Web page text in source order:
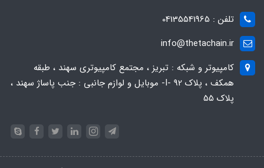
تلفن : 04135541965
info@thetachain.ir
کامپیوتر و شبکه : تبریز ، مجتمع کامپیوتری سهند ، طبقه
همکف ، پلاک 92 -I- موبایل و لوازم جانبی : جنب پاساژ سهند ،
پلاک 55